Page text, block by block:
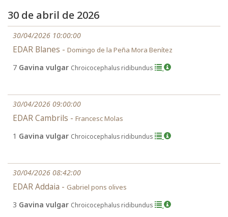
30 de abril de 2026
30/04/2026 10:00:00
EDAR Blanes - Domingo de la Peña Mora Benítez
7 Gavina vulgar Chroicocephalus ridibundus
30/04/2026 09:00:00
EDAR Cambrils - Francesc Molas
1 Gavina vulgar Chroicocephalus ridibundus
30/04/2026 08:42:00
EDAR Addaia - Gabriel pons olives
3 Gavina vulgar Chroicocephalus ridibundus